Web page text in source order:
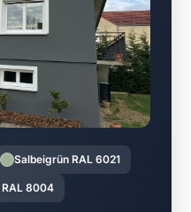
Salbeigrün RAL 6021
8004